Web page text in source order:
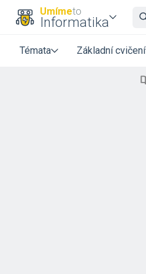
Umímeto
Informatika
Témata Základní cvičení